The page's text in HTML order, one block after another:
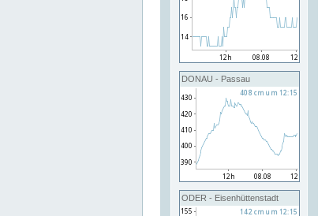
DONAU - Passau
ODER - Eisenhüttenstadt